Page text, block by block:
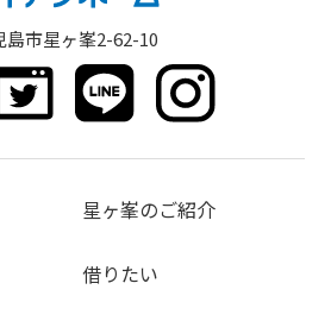
島市星ヶ峯2-62-10
星ヶ峯のご紹介
借りたい